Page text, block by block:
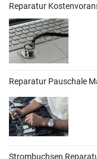
Reparatur
Reparatur Pauschale
Strombuchsen